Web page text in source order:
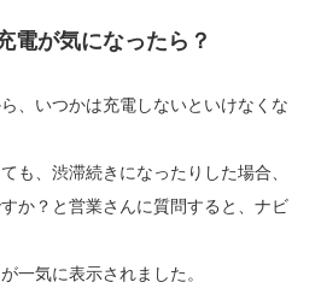
電が気になったら？
、いつかは充電しないといけなくな
も、渋滞続きになったりした場合、
か？と営業さんに質問すると、ナビ
一気に表示されました。